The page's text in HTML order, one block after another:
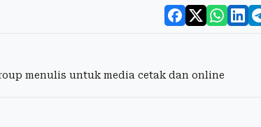
menulis untuk media cetak dan online